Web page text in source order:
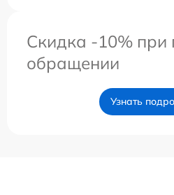
Скидка -10% при
обращении
Узнать